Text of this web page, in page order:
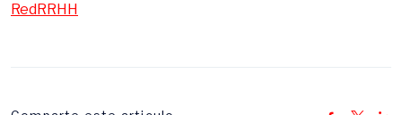
RedRRHH